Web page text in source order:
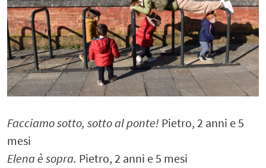
Facciamo sotto, sotto al ponte! Pietro, 2 anni e 5
mesi
Elena è sopra. Pietro, 2 anni e 5 mesi